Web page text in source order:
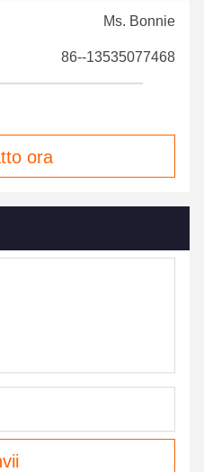
Ms. Bonnie
86--13535077468
ora